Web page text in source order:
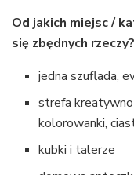
Od jakich miejsc /
się zbędnych rzeczy?
jedna szuflada,
strefa
kolorowanki,
kubki i talerze